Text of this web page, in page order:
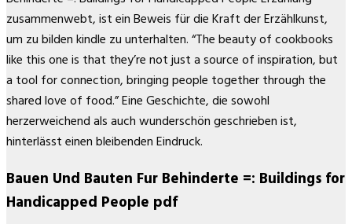
zusammenwebt, ist ein Beweis für die Kraft der Erzählkunst,
um zu bilden kindle zu unterhalten. “The beauty of cookbooks
like this one is that they’re not just a source of inspiration, but
a tool for connection, bringing people together through the
shared love of food.” Eine Geschichte, die sowohl
herzerweichend als auch wunderschön geschrieben ist,
hinterlässt einen bleibenden Eindruck.
Bauen Und Bauten Fur Behinderte =: Buildings for
Handicapped People pdf